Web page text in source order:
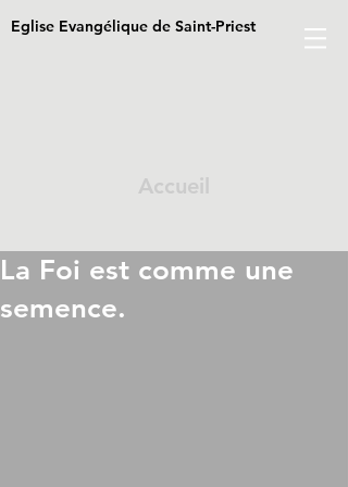
Eglise Evangélique de Saint-Priest
Accueil
La Foi est comme une
semence.